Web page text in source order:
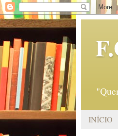
INÍCIO